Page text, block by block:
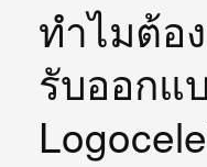
ทำไมต้อ
รับออกแ